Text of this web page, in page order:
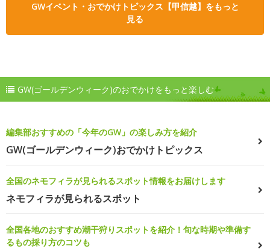
GWイベント・おでかけトピックス【甲信越】をもっと
見る
GW(ゴールデンウィーク)のおでかけをもっと楽しむ
編集部おすすめの「今年のGW」の楽しみ方を紹介
GW(ゴールデンウィーク)おでかけトピックス
全国のネモフィラが見られるスポット情報をお届けします
ネモフィラが見られるスポット
全国各地のおすすめ潮干狩りスポットを紹介！旬な時期や準備す
るもの採り方のコツも